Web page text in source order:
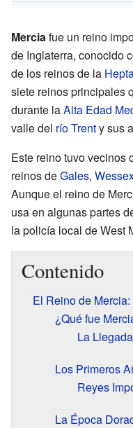
Merciafue un reino
de Inglaterra, conocido
de los reinos de la
siete reinos principales
durante laAlta Edad
valle del río Trenty sus
Este reino tuvo vecinos
reinos deGales,
Aunque el reino de
usa en algunas partes
la policía local de West
Contenido
El Reino de
¿Qué fue
La
Los Primeros
Reyes
La Época